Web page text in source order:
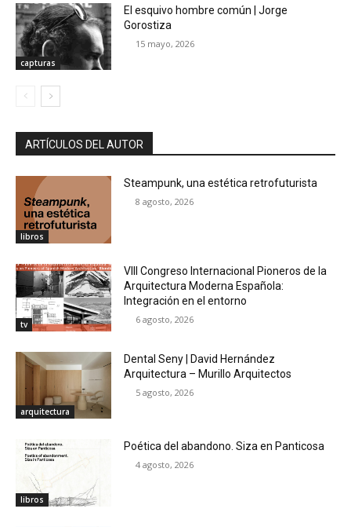
capturas
El esquivo hombre común | Jorge
Gorostiza
15 mayo, 2026
ARTÍCULOS DEL AUTOR
libros
Steampunk, una estética retrofuturista
8 agosto, 2026
tv
VIII Congreso Internacional Pioneros de la
Arquitectura Moderna Española:
Integración en el entorno
6 agosto, 2026
arquitectura
Dental Seny | David Hernández
Arquitectura – Murillo Arquitectos
5 agosto, 2026
libros
Poética del abandono. Siza en Panticosa
4 agosto, 2026